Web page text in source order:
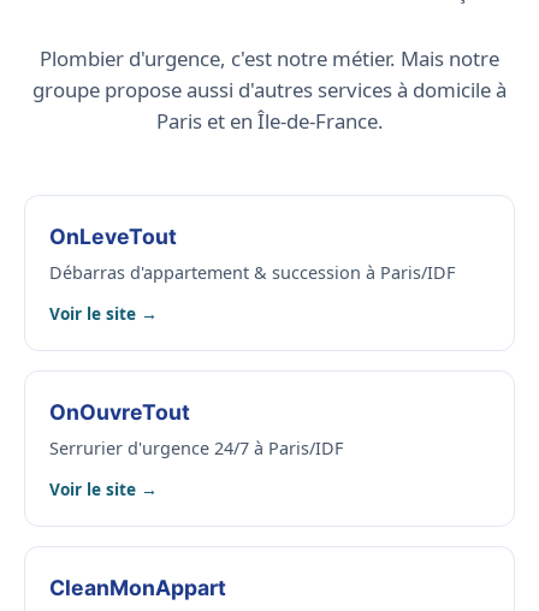
Plombier d'urgence, c'est notre métier. Mais notre
groupe propose aussi d'autres services à domicile à
Paris et en Île-de-France.
OnLeveTout
Débarras d'appartement & succession à Paris/IDF
Voir le site →
OnOuvreTout
Serrurier d'urgence 24/7 à Paris/IDF
Voir le site →
CleanMonAppart